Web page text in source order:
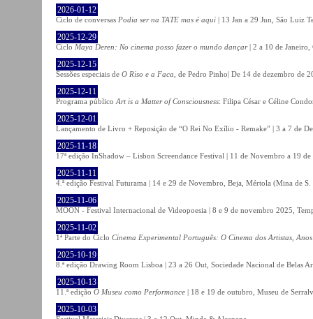
2026-01-12
Ciclo de conversas Podia ser na TATE mas é aqui | 13 Jan a 29 Jun, São Luiz
2025-12-29
Ciclo Maya Deren: No cinema posso fazer o mundo dançar| 2 a 10 de Janeiro,
2025-12-15
Sessões especiais de O Riso e a Faca , de Pedro Pinho| De 14 de dezembro de
2025-12-11
Programa público Art is a Matter of Consciousness: Filipa César e Céline
2025-12-01
Lançamento de Livro + Reposição de “O Rei No Exílio - Remake” | 3 a 7 de
2025-11-18
17ª edição InShadow – Lisbon Screendance Festival | 11 de Novembro a 19
2025-11-11
4.ª edição Festival Futurama | 14 e 29 de Novembro, Beja, Mértola (Mina de
2025-11-06
MOON - Festival Internacional de Videopoesia | 8 e 9 de novembro 2025,
2025-11-02
1ª Parte do Ciclo Cinema Experimental Português: O Cinema dos Artistas,
2025-10-19
8.ª edição Drawing Room Lisboa | 23 a 26 Out, Sociedade Nacional de Belas
2025-10-13
11.ª edição O Museu como Performance | 18 e 19 de outubro, Museu de
2025-10-03